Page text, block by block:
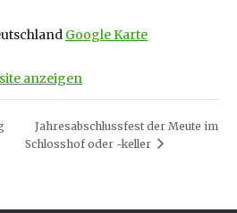
Google Karte
anzeigen
Jahresabschlussfest der Meute im
Schlosshof oder -keller